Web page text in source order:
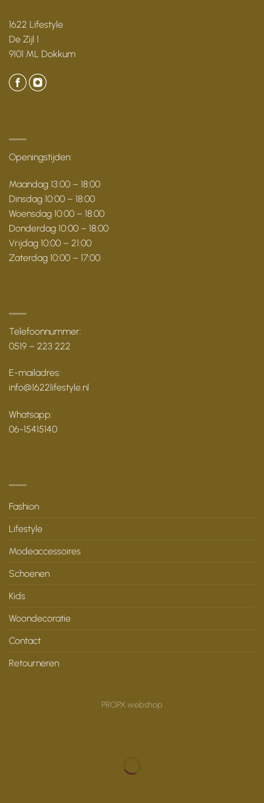
1622 Lifestyle
De Zijl 1
9101 ML Dokkum
Openingstijden:
Maandag 13:00 – 18:00
Dinsdag 10:00 – 18:00
Woensdag 10:00 – 18:00
Donderdag 10:00 – 18:00
Vrijdag 10:00 – 21:00
Zaterdag 10:00 – 17:00
Telefoonnummer:
0519 – 223 222
E-mailadres:
info@1622lifestyle.nl
Whatsapp:
06-15415140
Fashion
Lifestyle
Modeaccessoires
Schoenen
Kids
Woondecoratie
Contact
Retourneren
PROPX webshop